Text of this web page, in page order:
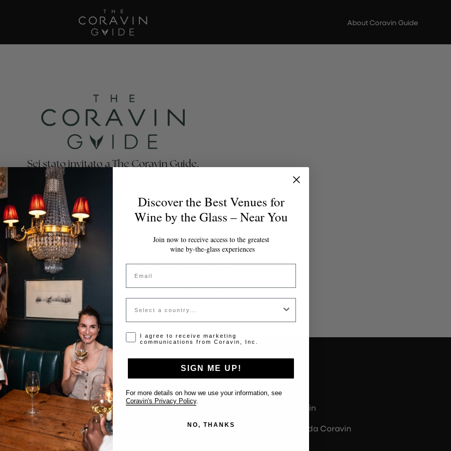
About Coravin Guide
Sei stato invitato a The Coravin Guide.
Guide mette in risalto i programmi di vino al bicchiere di
bar, hotel e club privati che celebrano la varietà e la scoperta
affinché gli amanti del vino possano trovare il calice perfetto
per ogni occasione.
LE MODIFICHE VENGONO SALVATE AUTOMATICAMENTE MENTRE COMPILI IL MODULO.
non valido o scaduto
prega di contattare l'amministratore per un token valido.
Supporto
Contattaci
Inserisci il tuo locale
FAQ’s
Informazioni su Coravin
Informazioni sulla Guida Coravin
Discover the Best Venues for
Wine by the Glass – Near You
Join now to receive access to the greatest
wine by-the-glass experiences
Email
Country
Opt-in disclaimer
I agree to receive marketing
communications from Coravin, Inc.
SIGN ME UP!
For more details on how we use your information, see
Coravin's Privacy Policy
NO, THANKS